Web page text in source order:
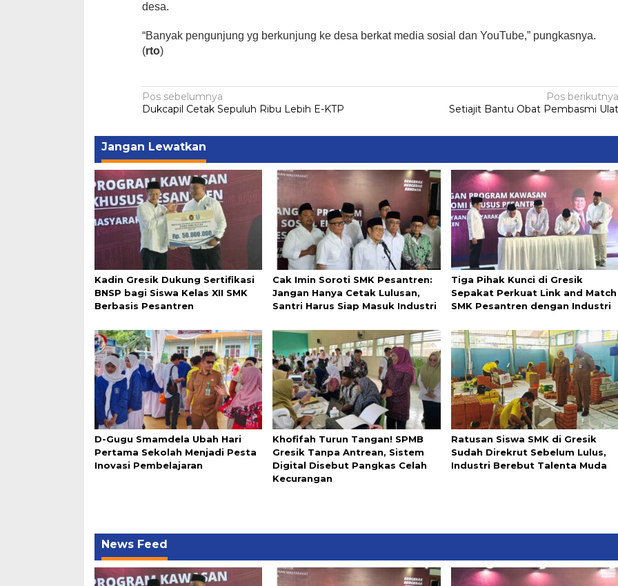
desa.
“Banyak pengunjung yg berkunjung ke desa berkat media sosial dan YouTube,” pungkasnya.
(rto)
Navigasi
pos
Pos sebelumnya
Dukcapil Cetak Sepuluh Ribu Lebih E-KTP
Pos berikutnya
Setiajit Bantu Obat Pembasmi Ulat
Jangan Lewatkan
Kadin Gresik Dukung Sertifikasi
BNSP bagi Siswa Kelas XII SMK
Berbasis Pesantren
Cak Imin Soroti SMK Pesantren:
Jangan Hanya Cetak Lulusan,
Santri Harus Siap Masuk Industri
Tiga Pihak Kunci di Gresik
Sepakat Perkuat Link and Match
SMK Pesantren dengan Industri
D-Gugu Smamdela Ubah Hari
Pertama Sekolah Menjadi Pesta
Inovasi Pembelajaran
Khofifah Turun Tangan! SPMB
Gresik Tanpa Antrean, Sistem
Digital Disebut Pangkas Celah
Kecurangan
Ratusan Siswa SMK di Gresik
Sudah Direkrut Sebelum Lulus,
Industri Berebut Talenta Muda
News Feed